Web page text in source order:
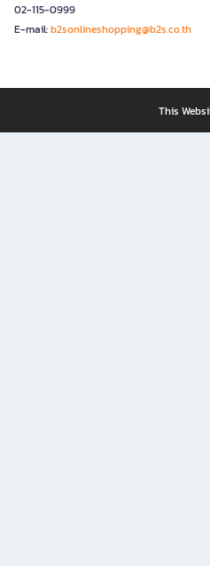
02-115-0999
E-mail:b2sonlineshopping@b2s.co.th
This